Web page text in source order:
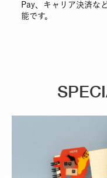
Pay、キャリア決済な
能です。